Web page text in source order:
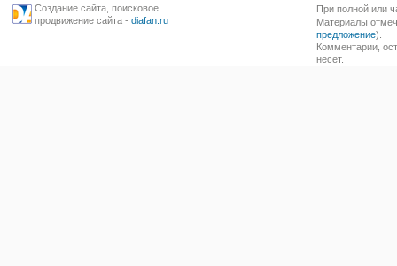
Создание сайта, поисковое
продвижение сайта- diafan.ru
При полной или
Материалы
предложение).
Комментарии,
несет.